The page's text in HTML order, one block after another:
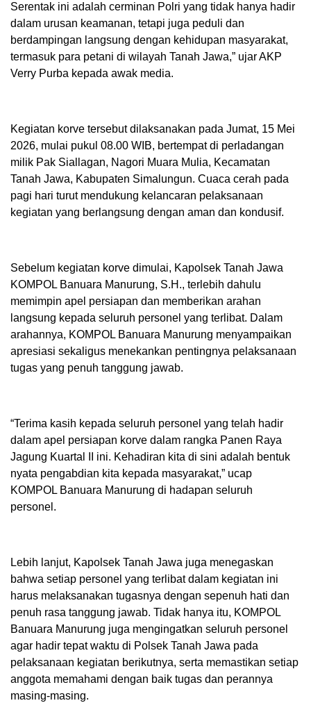
Serentak ini adalah cerminan Polri yang tidak hanya hadir
dalam urusan keamanan, tetapi juga peduli dan
berdampingan langsung dengan kehidupan masyarakat,
termasuk para petani di wilayah Tanah Jawa,” ujar AKP
Verry Purba kepada awak media.
Kegiatan korve tersebut dilaksanakan pada Jumat, 15 Mei
2026, mulai pukul 08.00 WIB, bertempat di perladangan
milik Pak Siallagan, Nagori Muara Mulia, Kecamatan
Tanah Jawa, Kabupaten Simalungun. Cuaca cerah pada
pagi hari turut mendukung kelancaran pelaksanaan
kegiatan yang berlangsung dengan aman dan kondusif.
Sebelum kegiatan korve dimulai, Kapolsek Tanah Jawa
KOMPOL Banuara Manurung, S.H., terlebih dahulu
memimpin apel persiapan dan memberikan arahan
langsung kepada seluruh personel yang terlibat. Dalam
arahannya, KOMPOL Banuara Manurung menyampaikan
apresiasi sekaligus menekankan pentingnya pelaksanaan
tugas yang penuh tanggung jawab.
“Terima kasih kepada seluruh personel yang telah hadir
dalam apel persiapan korve dalam rangka Panen Raya
Jagung Kuartal II ini. Kehadiran kita di sini adalah bentuk
nyata pengabdian kita kepada masyarakat,” ucap
KOMPOL Banuara Manurung di hadapan seluruh
personel.
Lebih lanjut, Kapolsek Tanah Jawa juga menegaskan
bahwa setiap personel yang terlibat dalam kegiatan ini
harus melaksanakan tugasnya dengan sepenuh hati dan
penuh rasa tanggung jawab. Tidak hanya itu, KOMPOL
Banuara Manurung juga mengingatkan seluruh personel
agar hadir tepat waktu di Polsek Tanah Jawa pada
pelaksanaan kegiatan berikutnya, serta memastikan setiap
anggota memahami dengan baik tugas dan perannya
masing-masing.